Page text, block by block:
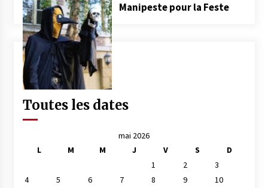
Manipeste pour la Feste
Toutes les dates
mai 2026
L
M M J V S
D
1
2
3
4
5 6 7 8 9
10